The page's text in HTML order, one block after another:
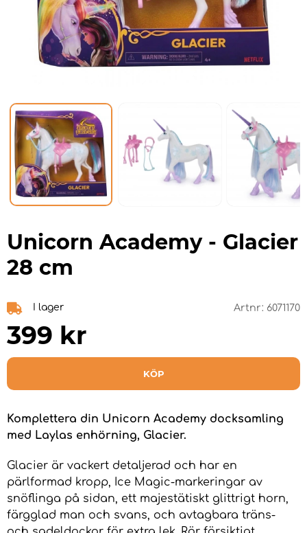
Unicorn Academy - Glacier
28 cm
I lager Artnr: 6071170
399 kr
KÖP
Komplettera din Unicorn Academy docksamling
med Laylas enhörning, Glacier.
Glacier är vackert detaljerad och har en
pärlformad kropp, Ice Magic-markeringar av
snöflinga på sidan, ett majestätiskt glittrigt horn,
färgglad man och svans, och avtagbara träns-